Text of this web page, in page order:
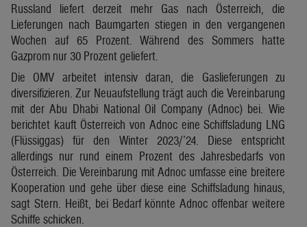
Russland liefert derzeit mehr Gas nach Österreich, die
Lieferungen nach Baumgarten stiegen in den vergangenen
Wochen auf 65 Prozent. Während des Sommers hatte
Gazprom nur 30 Prozent geliefert.
Die OMV arbeitet intensiv daran, die Gaslieferungen zu
diversifizieren. Zur Neuaufstellung trägt auch die Vereinbarung
mit der Abu Dhabi National Oil Company (Adnoc) bei. Wie
berichtet kauft Österreich von Adnoc eine Schiffsladung LNG
(Flüssiggas) für den Winter 2023/’24. Diese entspricht
allerdings nur rund einem Prozent des Jahresbedarfs von
Österreich. Die Vereinbarung mit Adnoc umfasse eine breitere
Kooperation und gehe über diese eine Schiffsladung hinaus,
sagt Stern. Heißt, bei Bedarf könnte Adnoc offenbar weitere
Schiffe schicken.